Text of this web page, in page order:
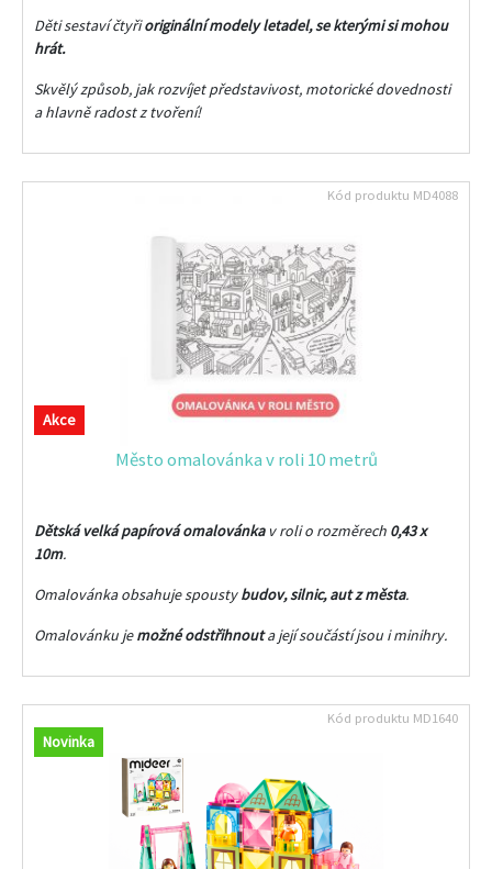
Děti sestaví čtyřioriginální modely letadel, se kterými si mohou
hrát.
Skvělý způsob, jak rozvíjet představivost, motorické dovednosti
a hlavně radost z tvoření!
Akce
Město omalovánka v roli 10 metrů
Kód produktu MD4088
Dětská velká papírová omalovánkav roli o rozměrech 0,43 x
10m.
Omalovánka obsahuje spoustybudov, silnic, aut z města.
Omalovánku jemožné odstřihnouta její součástí jsou i minihry.
Novinka
Kód produktu MD1640